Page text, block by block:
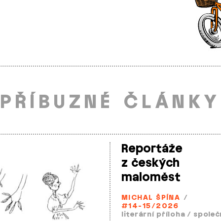
PŘÍBUZNÉ ČLÁNKY
Reportáže
z českých
maloměst
MICHAL ŠPÍNA /
#14-15/2026
literární příloha /